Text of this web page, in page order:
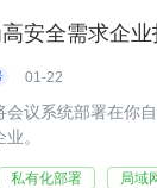
安全需求企
01-22
议系统部署在你
。
私有化部署 局域